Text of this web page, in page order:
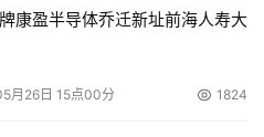
康盈半导体乔迁新址前海人寿大
月26日 15点00分 1824